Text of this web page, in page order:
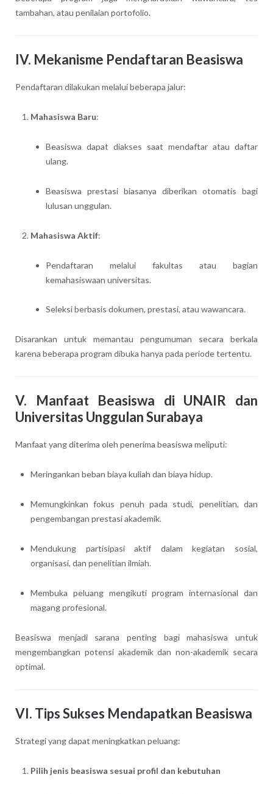
tambahan, atau penilaian portofolio.
IV. Mekanisme Pendaftaran Beasiswa
Pendaftaran dilakukan melalui beberapa jalur:
Mahasiswa Baru:
Beasiswa dapat diakses saat mendaftar atau daftar
ulang.
Beasiswa prestasi biasanya diberikan otomatis bagi
lulusan unggulan.
Mahasiswa Aktif:
Pendaftaran melalui fakultas atau bagian
kemahasiswaan universitas.
Seleksi berbasis dokumen, prestasi, atau wawancara.
Disarankan untuk memantau pengumuman secara berkala
karena beberapa program dibuka hanya pada periode tertentu.
V. Manfaat Beasiswa di UNAIR dan
Universitas Unggulan Surabaya
Manfaat yang diterima oleh penerima beasiswa meliputi:
Meringankan beban biaya kuliah dan biaya hidup.
Memungkinkan fokus penuh pada studi, penelitian, dan
pengembangan prestasi akademik.
Mendukung partisipasi aktif dalam kegiatan sosial,
organisasi, dan penelitian ilmiah.
Membuka peluang mengikuti program internasional dan
magang profesional.
Beasiswa menjadi sarana penting bagi mahasiswa untuk
mengembangkan potensi akademik dan non-akademik secara
optimal.
VI. Tips Sukses Mendapatkan Beasiswa
Strategi yang dapat meningkatkan peluang:
Pilih jenis beasiswa sesuai profil dan kebutuhan